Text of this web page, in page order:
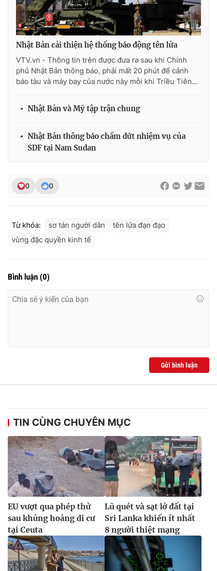
Video Shorts video
VTV Money VTV Thể thao
VTV Sức khoẻ Bất động sản
Liên hệ tòa soạn
Theo dõi báo trên
Nguyễn Thị Mỹ Hạnh, Phạm Quốc Thắng,
Nguyễn Trọng Ninh
Email: toasoan@vtv.vn
Liên hệ quảng cáo:024-7300.7108
Nhật Bản cải thiện hệ thống báo động tên lửa
VTV.vn - Thông tin trên được đưa ra sau khi Chính
phủ Nhật Bản thông báo, phải mất 20 phút để cảnh
báo tàu và máy bay của nước này mỗi khi Triều Tiên...
Nhật Bản và Mỹ tập trận chung
Nhật Bản thông báo chấm dứt nhiệm vụ của
SDF tại Nam Sudan
0 0
Từ khóa: sơ tán người dân
tên lửa đạn đạo
vùng đặc quyền kinh tế
Bình luận (0)
Gửi bình luận
TIN CÙNG CHUYÊN MỤC
EU vượt qua phép thử
sau khủng hoảng di cư
tại Ceuta
Lũ quét và sạt lở đất tại
Sri Lanka khiến ít nhất
8 người thiệt mạng